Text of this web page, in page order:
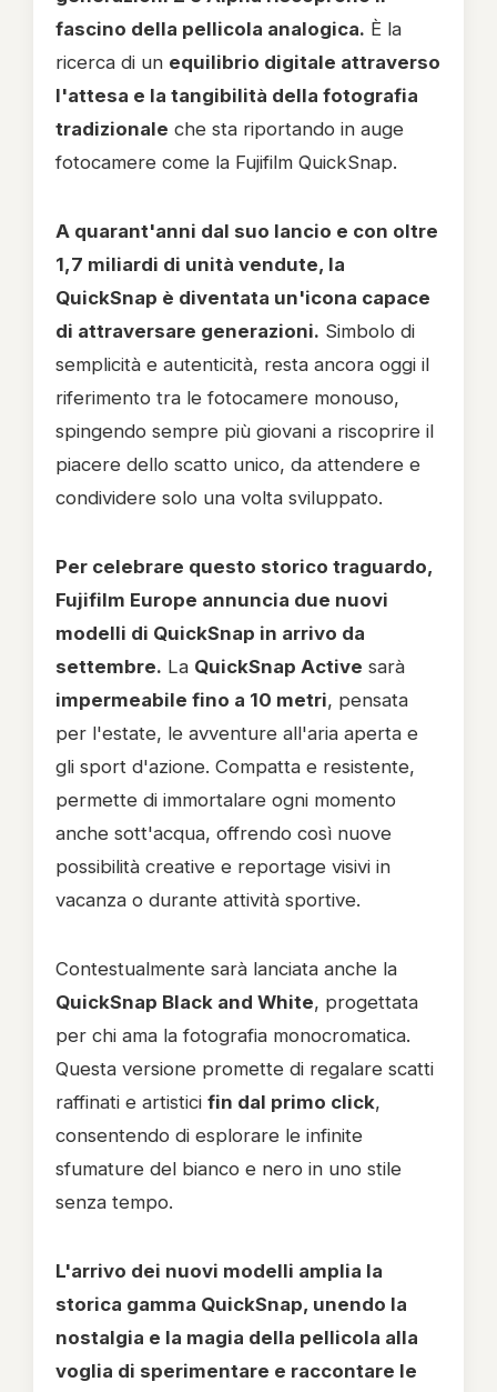
fascino della pellicola analogica. È la
ricerca di un equilibrio digitale attraverso
l'attesa e la tangibilità della fotografia
tradizionale che sta riportando in auge
fotocamere come la Fujifilm QuickSnap.
A quarant'anni dal suo lancio e con oltre
1,7 miliardi di unità vendute, la
QuickSnap è diventata un'icona capace
di attraversare generazioni. Simbolo di
semplicità e autenticità, resta ancora oggi il
riferimento tra le fotocamere monouso,
spingendo sempre più giovani a riscoprire il
piacere dello scatto unico, da attendere e
condividere solo una volta sviluppato.
Per celebrare questo storico traguardo,
Fujifilm Europe annuncia due nuovi
modelli di QuickSnap in arrivo da
settembre. La QuickSnap Active sarà
impermeabile fino a 10 metri, pensata
per l'estate, le avventure all'aria aperta e
gli sport d'azione. Compatta e resistente,
permette di immortalare ogni momento
anche sott'acqua, offrendo così nuove
possibilità creative e reportage visivi in
vacanza o durante attività sportive.
Contestualmente sarà lanciata anche la
QuickSnap Black and White, progettata
per chi ama la fotografia monocromatica.
Questa versione promette di regalare scatti
raffinati e artistici fin dal primo click,
consentendo di esplorare le infinite
sfumature del bianco e nero in uno stile
senza tempo.
L'arrivo dei nuovi modelli amplia la
storica gamma QuickSnap, unendo la
nostalgia e la magia della pellicola alla
voglia di sperimentare e raccontare le